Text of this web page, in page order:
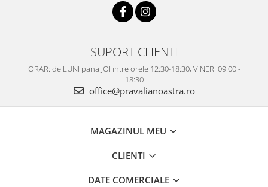
SUPORT CLIENTI
ORAR: de LUNI pana JOI intre orele 12:30-18:30, VINERI 09:00 -
18:30
office@pravalianoastra.ro
MAGAZINUL MEU
CLIENTI
DATE COMERCIALE